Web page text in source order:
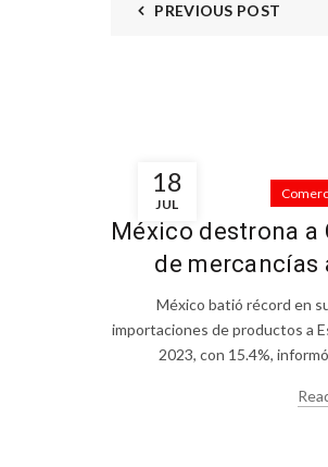
PREVIOUS POST
18
JUL
México destrona a
de mercancías
México batió récord en
importaciones de productos a
2023, con 15.4%,